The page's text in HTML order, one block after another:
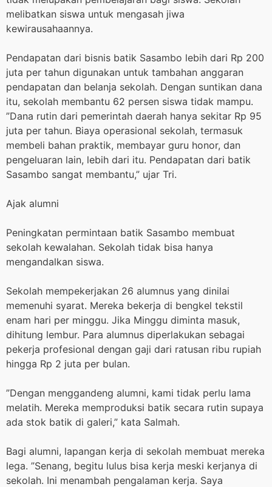
melibatkan siswa untuk mengasah jiwa
kewirausahaannya.
Pendapatan dari bisnis batik Sasambo lebih dari Rp 200
juta per tahun digunakan untuk tambahan anggaran
pendapatan dan belanja sekolah. Dengan suntikan dana
itu, sekolah membantu 62 persen siswa tidak mampu.
”Dana rutin dari pemerintah daerah hanya sekitar Rp 95
juta per tahun. Biaya operasional sekolah, termasuk
membeli bahan praktik, membayar guru honor, dan
pengeluaran lain, lebih dari itu. Pendapatan dari batik
Sasambo sangat membantu,” ujar Tri.
Ajak alumni
Peningkatan permintaan batik Sasambo membuat
sekolah kewalahan. Sekolah tidak bisa hanya
mengandalkan siswa.
Sekolah mempekerjakan 26 alumnus yang dinilai
memenuhi syarat. Mereka bekerja di bengkel tekstil
enam hari per minggu. Jika Minggu diminta masuk,
dihitung lembur. Para alumnus diperlakukan sebagai
pekerja profesional dengan gaji dari ratusan ribu rupiah
hingga Rp 2 juta per bulan.
”Dengan menggandeng alumni, kami tidak perlu lama
melatih. Mereka memproduksi batik secara rutin supaya
ada stok batik di galeri,” kata Salmah.
Bagi alumni, lapangan kerja di sekolah membuat mereka
lega. ”Senang, begitu lulus bisa kerja meski kerjanya di
sekolah. Ini menambah pengalaman kerja. Saya